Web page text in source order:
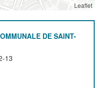
Leaflet
DE SAINT-
13